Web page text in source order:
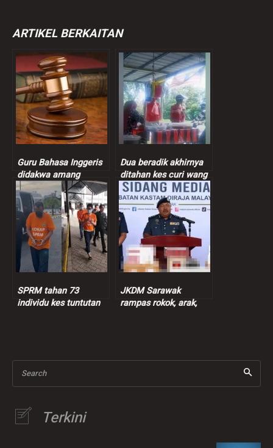
ARTIKEL BERKAITAN
Guru Bahasa Inggeris
didakwa amang
seksual murid
perempuan 9 tahun
Dua beradik akhirnya
ditahan kes curi wang
peniaga nasi bajet
SPRM tahan 73
individu kes tuntutan
JKDM Sarawak
rampas rokok, arak,
Search
Terkini